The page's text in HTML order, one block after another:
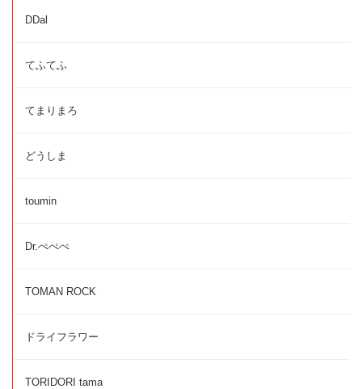
DDal
てふてふ
てまりまろ
どうしま
toumin
Dr.ぺぺぺ
TOMAN ROCK
ドライフラワー
TORIDORI tama